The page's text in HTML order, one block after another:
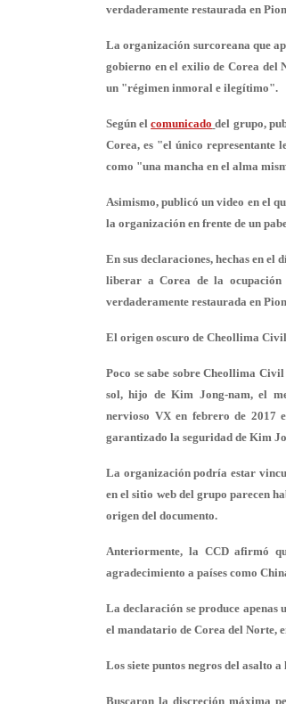
verdaderamente restaurada en
La organización surcoreana que
gobierno en el exilio de Corea del
un "régimen inmoral e ilegítimo".
Según elcomunicado del grupo,
Corea, es "el único representante
como "una mancha en el alma
Asimismo, publicó un video en el
la organización en frente de un
En sus declaraciones, hechas en
liberar a Corea de la ocupación
verdaderamente restaurada en
El origen oscuro de Cheollima Civil
Poco se sabe sobre Cheollima Civil
sol, hijo de Kim Jong-nam, el
nervioso VX en febrero de 2017
garantizado la seguridad de Kim
La organización podría estar
en el sitio web del grupo parecen
origen del documento.
Anteriormente, la CCD afirmó
agradecimiento a países como
La declaración se produce apenas
el mandatario de Corea del Norte,
Los siete puntos negros del asalto
Buscaron la discreción máxima